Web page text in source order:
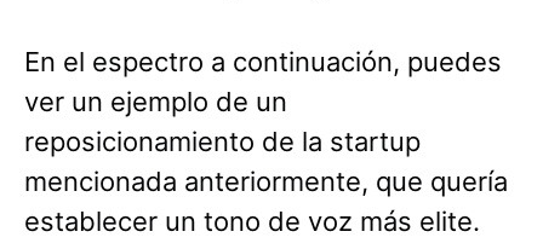
En el espectro a continuación, puedes
ver un ejemplo de un
reposicionamiento de la startup
mencionada anteriormente, que quería
establecer un tono de voz más elite.